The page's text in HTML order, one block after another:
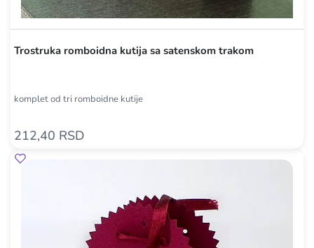
Trostruka romboidna kutija sa satenskom trakom
komplet od tri romboidne kutije
212,40 RSD